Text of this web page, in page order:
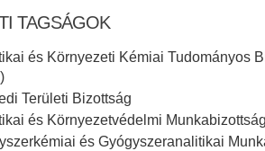
TAGSÁGOK
és Környezeti Kémiai Tudományos
Területi Bizottság
és Környezetvédelmi
és Gyógyszeranalitikai